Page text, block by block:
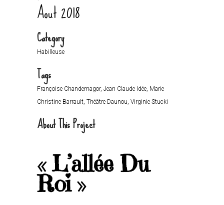
Aout 2018
Category
Habilleuse
Tags
Françoise Chandernagor, Jean Claude Idée, Marie
Christine Barrault, Théâtre Daunou, Virginie Stucki
About This Project
« L’allée Du
Roi »